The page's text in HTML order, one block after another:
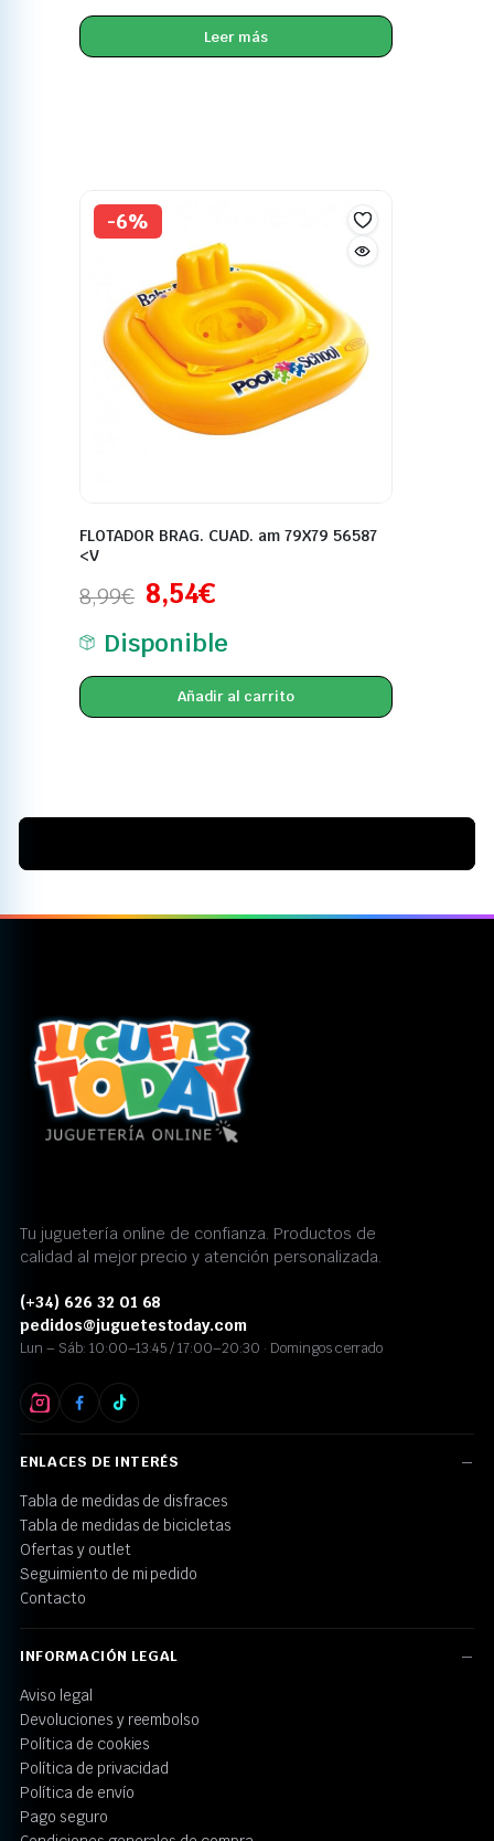
Leer más
-6%
FLOTADOR BRAG. CUAD. am 79X79 56587
<V
8,99€ 8,54€
Disponible
Añadir al carrito
Tu juguetería online de confianza. Productos de
calidad al mejor precio y atención personalizada.
(+34) 626 32 01 68
pedidos@juguetestoday.com
Lun – Sáb: 10:00–13:45 / 17:00–20:30 · Domingos cerrado
ENLACES DE INTERÉS
Tabla de medidas de disfraces
Tabla de medidas de bicicletas
Ofertas y outlet
Seguimiento de mi pedido
Contacto
INFORMACIÓN LEGAL
Aviso legal
Devoluciones y reembolso
Política de cookies
Política de privacidad
Política de envío
Pago seguro